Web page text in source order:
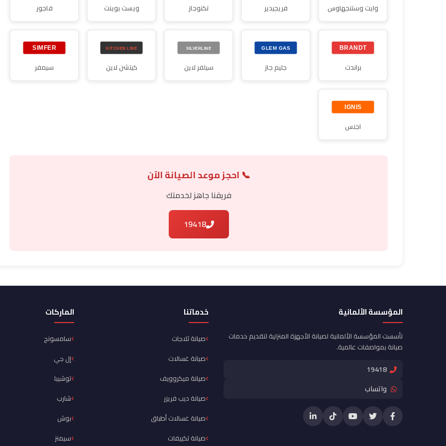
وايت وستنجهاوس فريجيدير تكنوجاز ويست بوينت فاجور
براندت جليم جاز سيلفر لاين كيتشن لاين سيمفر
اجنس
📞 احجز موعد الصيانة الآن
فريقنا جاهز لخدمتك
19418
المؤسسة الألمانية
تأسست المؤسسة الألمانية لصيانة الأجهزة المنزلية لتقديم خدمات
صيانة بمواصفات عالمية.
19418
واتساب
خدماتنا
صيانة ثلاجات
صيانة غسالات
صيانة ميكروويف
صيانة ديب فريزر
صيانة غسالات أطباق
صيانة تكييفات
الماركات
سامسونج
إل جي
توشيبا
شارب
بوش
سيمنز